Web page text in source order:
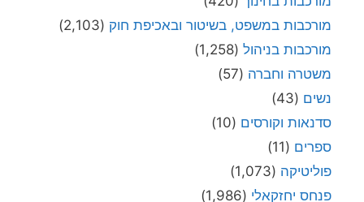
מורכבות במשפט, בשיטור ובאכיפת חוק (2,103)
מורכבות בניהול (1,258)
משטרה וחברה (57)
נשים (43)
סדנאות וקורסים (10)
ספרים (11)
פוליטיקה (1,073)
פנחס יחזקאלי (1,986)